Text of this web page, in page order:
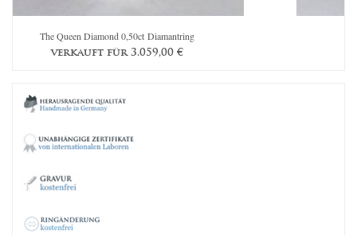
The Queen Diamond 0,50ct Diamantring
verkauft für3.059,00€